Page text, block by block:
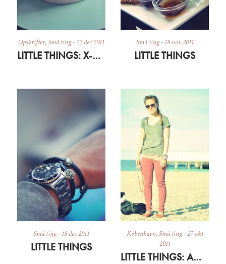
Opskrifter, Små ting-22 dec 2011
LITTLE THINGS: X-MAS STYLE
Små ting- 18 nov 2011
LITTLE THINGS
Små ting- 15 dec 2011
LITTLE THINGS
København, Små ting-27 okt
2011
LITTLE THINGS: AMAGER CON AMORE 3